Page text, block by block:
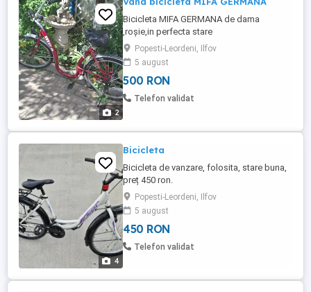
2
Bicicleta MIFA GERMANA de dama
,roșie,in perfecta stare
Popesti-Leordeni, Ilfov
5 august
500 RON
Telefon validat
4
Bicicleta
Bicicleta de vanzare, folosita, stare buna,
preț 450 ron.
Popesti-Leordeni, Ilfov
5 august
450 RON
Telefon validat